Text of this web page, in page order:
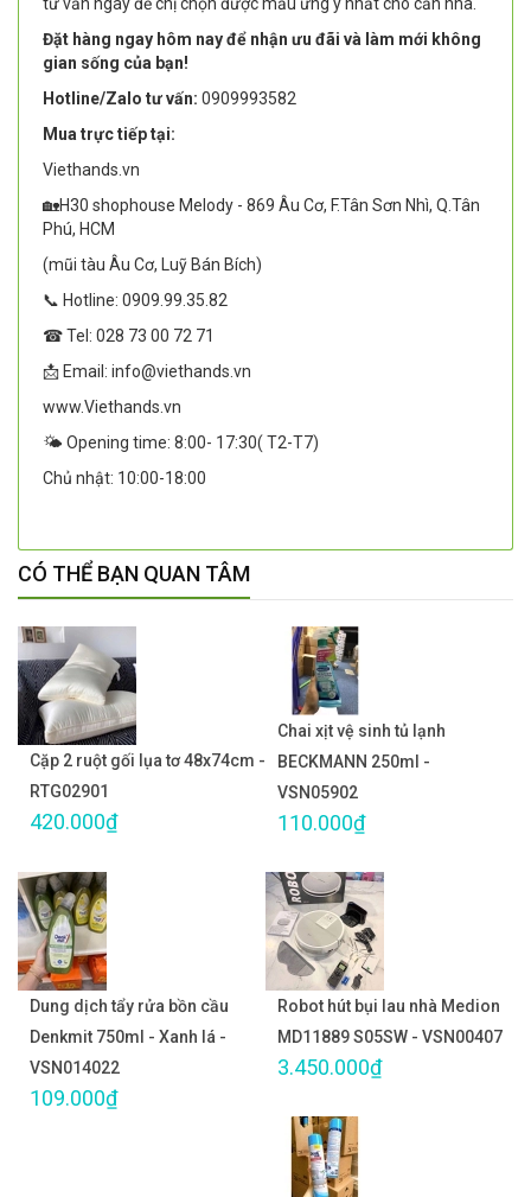
tư vấn ngay để chị chọn được mẫu ưng ý nhất cho căn nhà.
Đặt hàng ngay hôm nay để nhận ưu đãi và làm mới không
gian sống của bạn!
Hotline/Zalo tư vấn: 0909993582
Mua trực tiếp tại:
Viethands.vn
🏡H30 shophouse Melody - 869 Âu Cơ, F.Tân Sơn Nhì, Q.Tân
Phú, HCM
(mũi tàu Âu Cơ, Luỹ Bán Bích)
📞 Hotline: 0909.99.35.82
☎ Tel: 028 73 00 72 71
📩 Email: info@viethands.vn
www.Viethands.vn
🌤️ Opening time: 8:00- 17:30( T2-T7)
Chủ nhật: 10:00-18:00
CÓ THỂ BẠN QUAN TÂM
Cặp 2 ruột gối lụa tơ 48x74cm -
RTG02901
420.000₫
Chai xịt vệ sinh tủ lạnh
BECKMANN 250ml -
VSN05902
110.000₫
Dung dịch tẩy rửa bồn cầu
Denkmit 750ml - Xanh lá -
VSN014022
109.000₫
Robot hút bụi lau nhà Medion
MD11889 S05SW - VSN00407
3.450.000₫